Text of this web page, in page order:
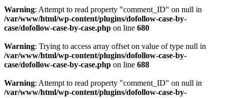
Warning: Attempt to read property "comment_ID" on null in
/var/www/html/wp-content/plugins/dofollow-case-by-
case/dofollow-case-by-case.php on line 680
Warning: Trying to access array offset on value of type null in
/var/www/html/wp-content/plugins/dofollow-case-by-
case/dofollow-case-by-case.php on line 688
Warning: Attempt to read property "comment_ID" on null in
/var/www/html/wp-content/plugins/dofollow-case-by-